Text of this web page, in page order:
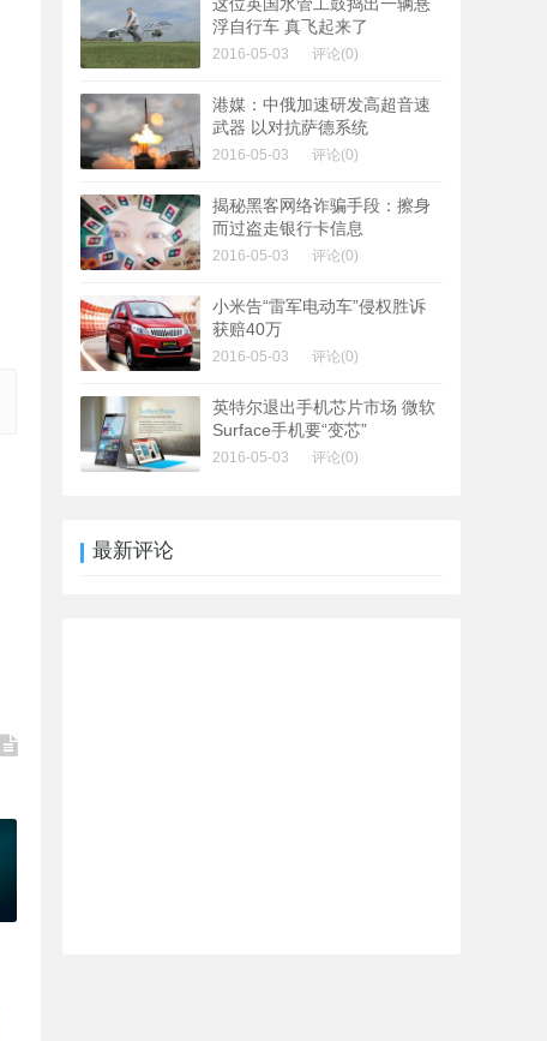
这位英国水管工鼓捣出一辆悬
浮自行车 真飞起来了
2016-05-03 评论(0)
港媒：中俄加速研发高超音速
武器 以对抗萨德系统
2016-05-03 评论(0)
揭秘黑客网络诈骗手段：擦身
而过盗走银行卡信息
2016-05-03 评论(0)
小米告“雷军电动车”侵权胜诉
获赔40万
2016-05-03 评论(0)
英特尔退出手机芯片市场 微软
Surface手机要“变芯”
2016-05-03 评论(0)
最新评论